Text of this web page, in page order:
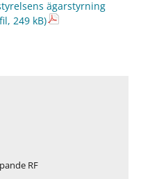
ägarstyrning
249 kB)
RF